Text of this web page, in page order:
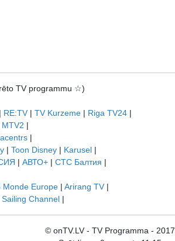
TV programmu ☆)
| RE:TV | TV Kurzeme | Riga TV24 |
MTV2 |
|
| Toon Disney | Karusel |
| АВТО+ | СТС Балтия |
Monde Europe | Arirang TV |
Sailing Channel |
© onTV.LV - TV Programma - 2017